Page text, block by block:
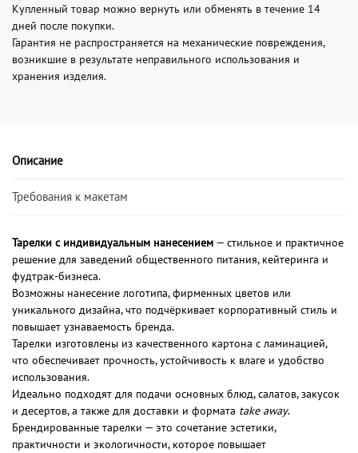
Купленный товар можно вернуть или обменять в течение 14
дней после покупки.
Гарантия не распространяется на механические повреждения,
возникшие в результате неправильного использования и
хранения изделия.
Описание
Требования к макетам
Тарелки с индивидуальным нанесением — стильное и практичное
решение для заведений общественного питания, кейтеринга и
фудтрак-бизнеса.
Возможны нанесение логотипа, фирменных цветов или
уникального дизайна, что подчёркивает корпоративный стиль и
повышает узнаваемость бренда.
Тарелки изготовлены из качественного картона с ламинацией,
что обеспечивает прочность, устойчивость к влаге и удобство
использования.
Идеально подходят для подачи основных блюд, салатов, закусок
и десертов, а также для доставки и формата take away.
Брендированные тарелки — это сочетание эстетики,
практичности и экологичности, которое повышает